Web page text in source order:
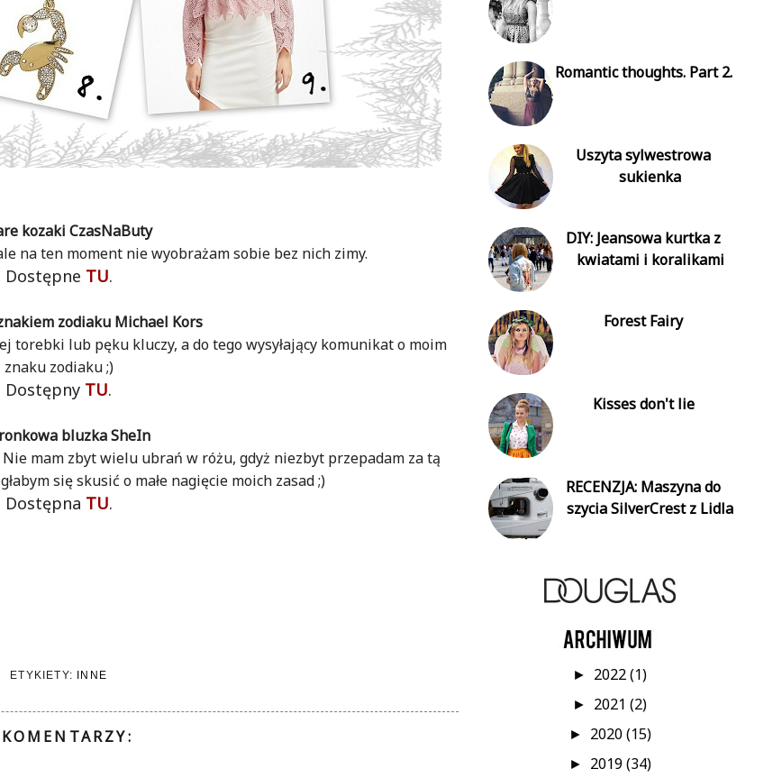
kozaki CzasNaButy
na ten moment nie wyobrażam sobie bez nich zimy.
Dostępne TU.
zodiaku Michael Kors
torebki lub pęku kluczy, a do tego wysyłający komunikat o moim
znaku zodiaku ;)
Dostępny TU.
bluzka SheIn
mam zbyt wielu ubrań w różu, gdyż niezbyt przepadam za tą
się skusić o małe nagięcie moich zasad ;)
Dostępna TU.
ETYKIETY: INNE
Romantic thoughts. Part 2.
Uszyta sylwestrowa
sukienka
DIY: Jeansowa kurtka z
kwiatami i koralikami
Forest Fairy
Kisses don't lie
RECENZJA: Maszyna do
szycia SilverCrest z Lidla
► 2022(1)
► 2021(2)
► 2020(15)
► 2019(34)